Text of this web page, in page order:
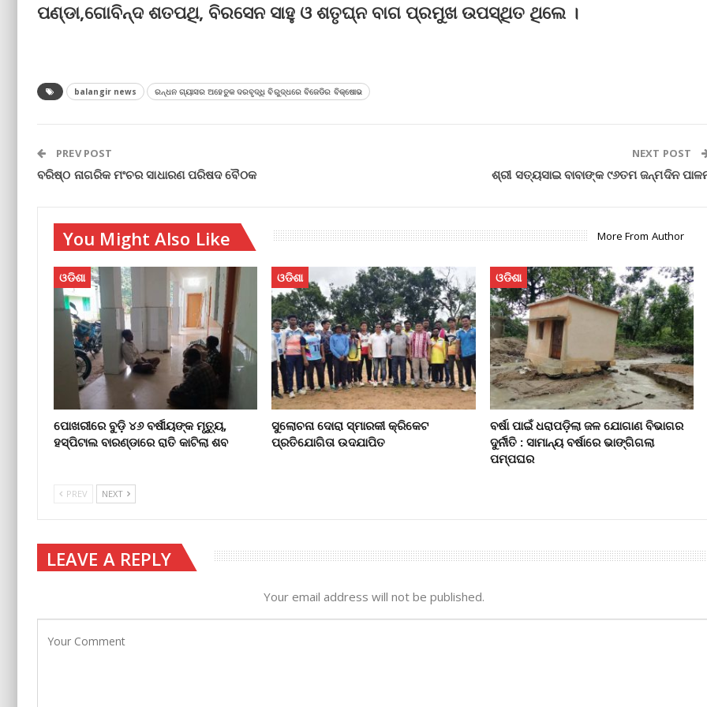
ପଣ୍ଡା,ଗୋବିନ୍ଦ ଶତପଥି, ବିରସେନ ସାହୁ ଓ ଶତୃଘ୍ନ ବାଗ ପ୍ରମୁଖ ଉପସ୍ଥିତ ଥିଲେ ।
balangir news ରନ୍ଧନ ଗ୍ୟାସର ଅହେତୁକ ଦରବୃଦ୍ଧି ବିରୁଦ୍ଧରେ ବିଜେଡିର ବିକ୍ଷୋଭ
PREV POST
ବରିଷ୍ଠ ନାଗରିକ ମଂଚର ସାଧାରଣ ପରିଷଦ ବୈଠକ
NEXT POST
ଶ୍ରୀ ସତ୍ୟସାଇ ବାବାଙ୍କ ୯୬ତମ ଜନ୍ମଦିନ
You Might Also Like More From Author
ଓଡିଶା
ପୋଖରୀରେ ବୁଡ଼ି ୪୬ ବର୍ଷୀୟଙ୍କ ମୃତ୍ୟୁ,
ହସ୍ପିଟାଲ ବାରଣ୍ଡାରେ ରାତି କାଟିଲା ଶବ
ଓଡିଶା
ସୁଲୋଚନା ଦୋରା ସ୍ମାରକୀ କ୍ରିକେଟ
ପ୍ରତିଯୋଗିତା ଉଦଯାପିତ
ଓଡିଶା
ବର୍ଷା ପାଇଁ ଧରାପଡ଼ିଲା ଜଳ ଯୋଗାଣ ବିଭାଗର
ଦୁର୍ନୀତି : ସାମାନ୍ୟ ବର୍ଷାରେ ଭାଙ୍ଗିଗଲା
ପମ୍ପଘର
PREV NEXT
LEAVE A REPLY
Your email address will not be published.